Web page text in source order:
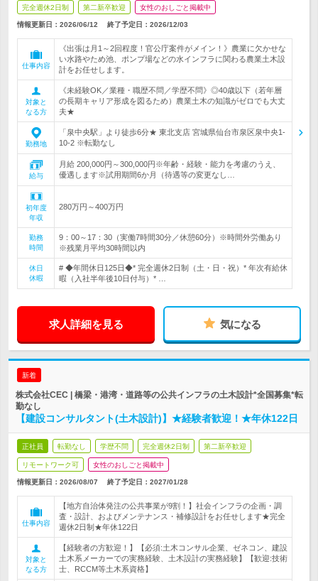
完全週休2日制 第二新卒歓迎 女性のおしごと掲載中
情報更新日：2026/06/12 終了予定日： 2026/12/03
仕事内容
《出張は月1～2回程度！官公庁案件がメイン！》農業に欠かせな
い水路やため池、ポンプ場などの水インフラに関わる農業土木設
計をお任せします。
対象と
なる方
《未経験OK／業種・職歴不問／学歴不問》◎40歳以下（若年層
の長期キャリア形成を図るため）農業土木の知識がゼロでも大丈
夫★
勤務地
「泉中央駅」より徒歩6分★ 東北支店 宮城県仙台市泉区泉中央1-
10-2 ※転勤なし
給与
月給 200,000円～300,000円※年齢・経験・能力を考慮のうえ、
優遇します※試用期間6か月（待遇等の変更なし…
初年度
年収
280万円～400万円
勤務
時間
9：00～17：30（実働7時間30分／休憩60分）※時間外労働あり
※残業月平均30時間以内
休日
休暇
# ◆年間休日125日◆* 完全週休2日制（土・日・祝）* 年次有給休
暇（入社半年後10日付与）* …
求人詳細を見る 気になる
新着
株式会社CEC | 橋梁・港湾・道路等の公共インフラの土木設計*全国募集*転
勤なし
【建設コンサルタント(土木設計)】★経験者歓迎！★年休122日
正社員 転勤なし 学歴不問 完全週休2日制 第二新卒歓迎
リモートワーク可 女性のおしごと掲載中
情報更新日：2026/08/07 終了予定日： 2027/01/28
仕事内容
【地方自治体発注の公共事業が9割！】社会インフラの企画・調
査・設計、およびメンテナンス・補修設計をお任せします★完全
週休2日制★年休122日
対象と
なる方
【経験者の方歓迎！】【必須:土木コンサル企業、ゼネコン、建設
土木系メーカーでの実務経験、土木設計の実務経験】【歓迎:技術
士、RCCM等土木系資格】